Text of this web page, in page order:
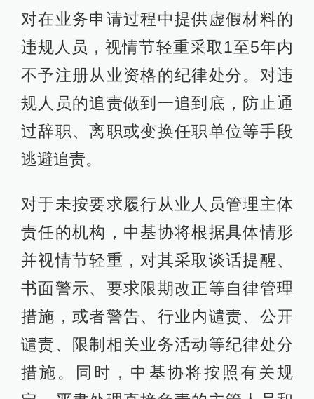
对在业务申请过程中提供虚假材料的
违规人员，视情节轻重采取1至5年内
不予注册从业资格的纪律处分。对违
规人员的追责做到一追到底，防止通
过辞职、离职或变换任职单位等手段
逃避追责。
对于未按要求履行从业人员管理主体
责任的机构，中基协将根据具体情形
并视情节轻重，对其采取谈话提醒、
书面警示、要求限期改正等自律管理
措施，或者警告、行业内谴责、公开
谴责、限制相关业务活动等纪律处分
措施。同时，中基协将按照有关规